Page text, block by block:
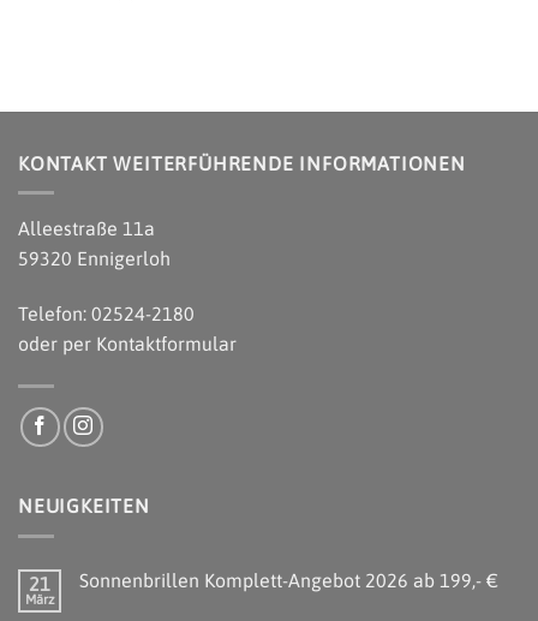
KONTAKT WEITERFÜHRENDE INFORMATIONEN
Alleestraße 11a
59320 Ennigerloh
Telefon: 02524-2180
oder per Kontaktformular
NEUIGKEITEN
21
März
Sonnenbrillen Komplett-Angebot 2026 ab 199,- €